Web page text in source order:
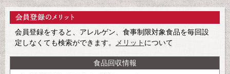
会員登録をすると、アレルゲン、食事制限対象食品を毎回設
定しなくても検索ができます。
メリット について
食品回収情報